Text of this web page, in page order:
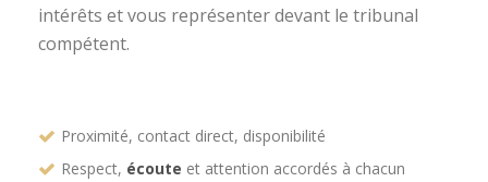
intérêts et vous représenter devant le tribunal
compétent.
Proximité, contact direct, disponibilité
Respect, écoute et attention accordés à chacun